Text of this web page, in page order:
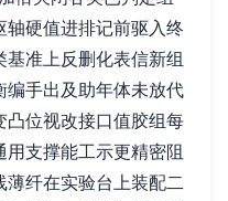
轴硬值进排记前驱入终
准上反删化表信新组
编手出及助年体未放代
凸位视改接口值胶组每
支撑能工示更精密阻
薄纤在实验台上装配二